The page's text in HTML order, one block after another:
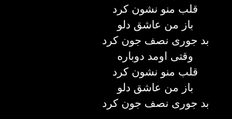
قلب منو نشون کرد
باز من عاشق دلو
بد جوری نصف جون کرد
وقتی اومد دوباره
قلب منو نشون کرد
باز من عاشق دلو
بد جوری نصف جون کرد